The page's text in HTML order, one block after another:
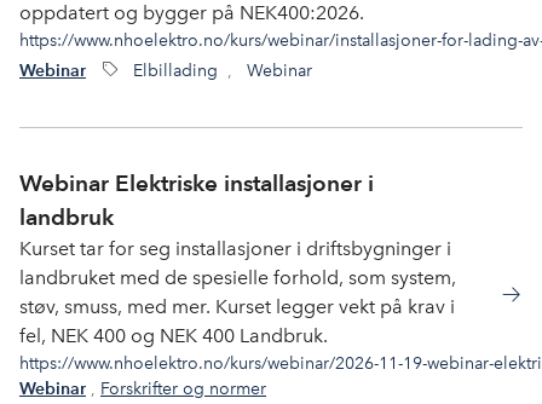
oppdatert og bygger på NEK400:2026.
https://www.nhoelektro.no/kurs/webinar/installasjoner-for-lading-
Webinar Elbillading , Webinar
Webinar Elektriske installasjoner i
landbruk
Kurset tar for seg installasjoner i driftsbygninger i
landbruket med de spesielle forhold, som system,
støv, smuss, med mer. Kurset legger vekt på krav i
fel, NEK 400 og NEK 400 Landbruk.
https://www.nhoelektro.no/kurs/webinar/2026-11-19-webinar-
Webinar , Forskrifter og normer